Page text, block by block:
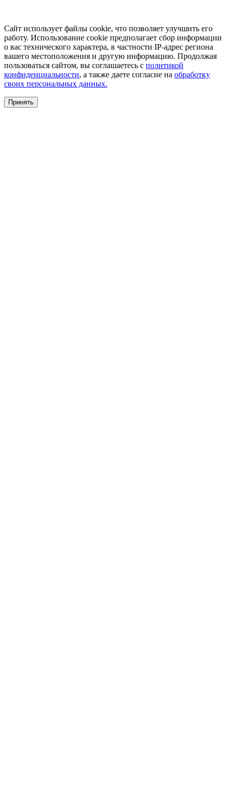
Сайт использует файлы cookie, что позволяет улучшить его
работу. Использование cookie предполагает сбор информации
о вас технического характера, в частности IP-адрес региона
вашего местоположения и другую информацию. Продолжая
пользоваться сайтом, вы соглашаетесь с политикой
конфиденциальности, а также даете согласие на обработку
своих персональных данных.
Принять